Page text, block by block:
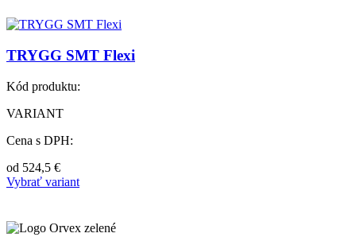
TRYGG SMT Flexi
Kód produktu:
VARIANT
Cena s DPH:
od 524,5 €
Vybrať variant